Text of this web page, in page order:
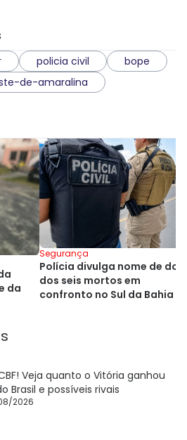
policia civil
bope
de-amaralina
da
Segurança
Polícia divulga nome de dois
dos seis mortos em
confronto no Sul da Bahia
Veja quanto o Vitória ganhou
Brasil e possíveis rivais
2026